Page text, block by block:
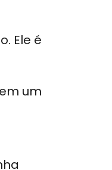
Ele é
um